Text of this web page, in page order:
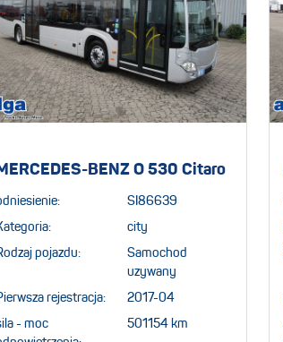
BENZ O 530 Citaro
SI86639
city
pojazdu:
Samochod
uzywany
rejestracja: 2017-04
- moc
501154 km